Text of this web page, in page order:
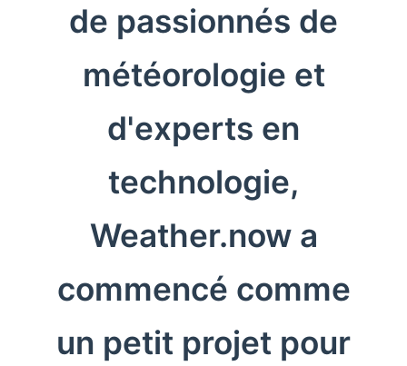
de passionnés de
météorologie et
d'experts en
technologie,
Weather.now a
commencé comme
un petit projet pour